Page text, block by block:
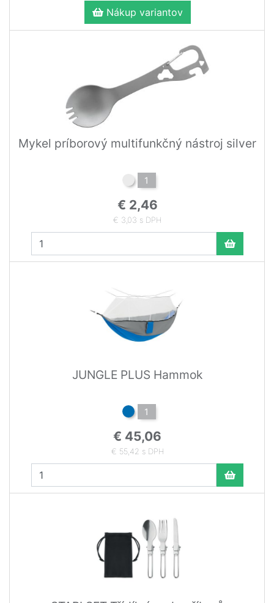
Nákup variantov
Mykel príborový multifunkčný nástroj silver
1
€ 2,46
€ 3,03 s DPH
JUNGLE PLUS Hammok
1
€ 45,06
€ 55,42 s DPH